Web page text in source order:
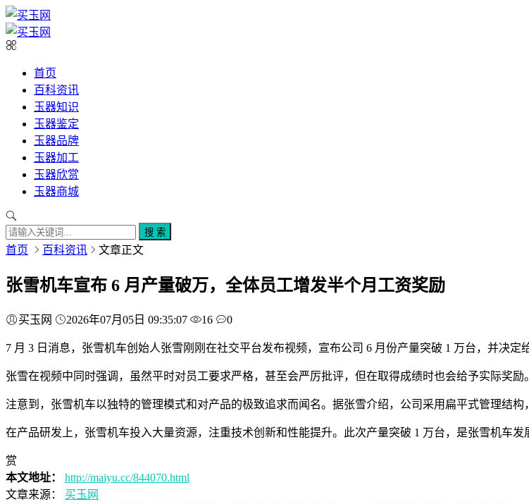
首页
百科资讯
玉器知识
玉器鉴定
玉器品牌
玉器加工
玉器欣赏
玉器商城
搜 索
首页 百科资讯 文章正文
张雪机车宣布 6 月产量破万，全体员工增发半个月工资奖励
买玉网 2026年07月05日 09:35:07 16 0
7 月 3 日消息，张雪机车创始人张雪刚刚在社交平台发布视频，宣布公司 6 月份产量突破 1 万台，并决定
张雪在视频中同时强调，虽然平时对员工要求严格，甚至会严厉批评，但在取得成绩时也会给予实际奖
注意到，张雪机车以独特的管理模式和对产品的极致追求而闻名。据张雪介绍，公司采用扁平式管理结
在产品研发上，张雪机车投入大量资源，注重技术创新和性能提升。此次产量突破 1 万台，是张雪机车发
赏
本文地址：
http://maiyu.cc/844070.html
文章来源：
买玉网